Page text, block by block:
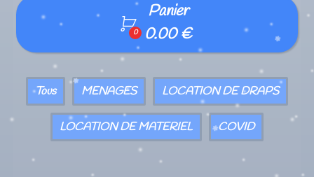

0
Panier
0.00 €
Tous MENAGES LOCATION DE DRAPS
LOCATION DE MATERIEL COVID